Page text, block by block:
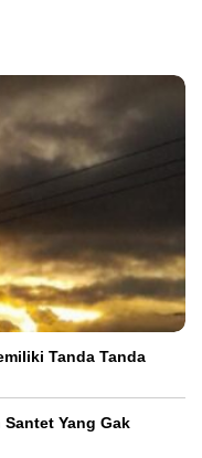
Tanda Tanda
Yang Gak